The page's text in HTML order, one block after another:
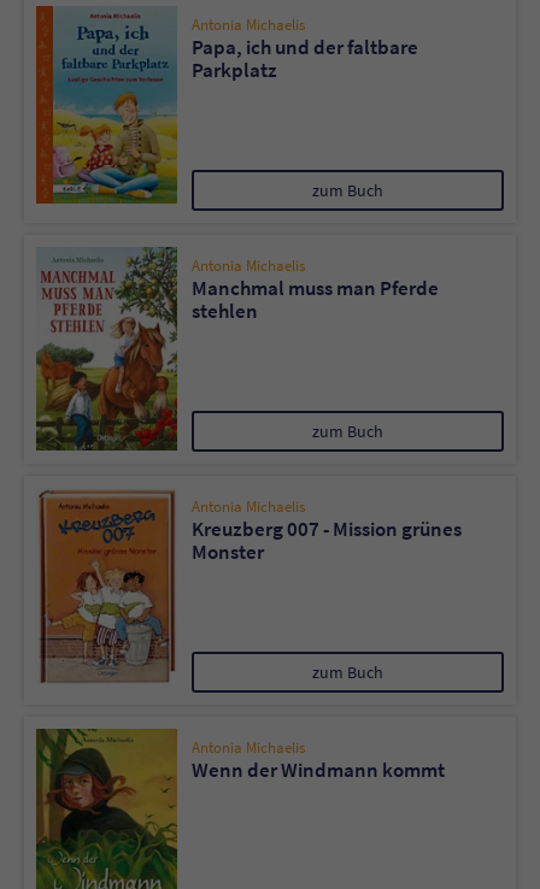
Antonia Michaelis
Papa, ich und der faltbare
Parkplatz
zum Buch
Antonia Michaelis
Manchmal muss man Pferde
stehlen
zum Buch
Antonia Michaelis
Kreuzberg 007 - Mission grünes
Monster
zum Buch
Antonia Michaelis
Wenn der Windmann kommt